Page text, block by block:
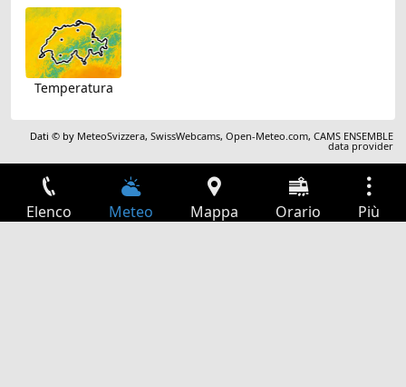
Temperatura
Dati © by MeteoSvizzera,SwissWebcams,Open-Meteo.com,CAMS ENSEMBLE
data provider
Elenco Meteo Mappa Orario Più